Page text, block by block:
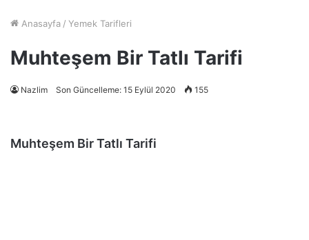
Anasayfa / Yemek Tarifleri
Muhteşem Bir Tatlı Tarifi
Nazlim Son Güncelleme: 15 Eylül 2020 155
Muhteşem Bir Tatlı Tarifi